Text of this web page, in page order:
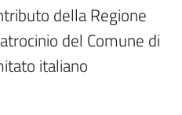
della Regione
del Comune di
italiano